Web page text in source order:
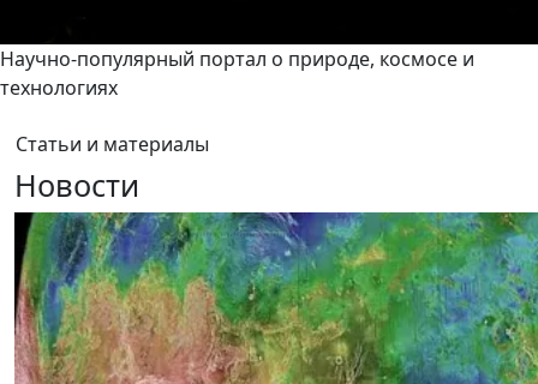
Научно-популярный портал о природе, космосе и
технологиях
Статьи и материалы
Новости